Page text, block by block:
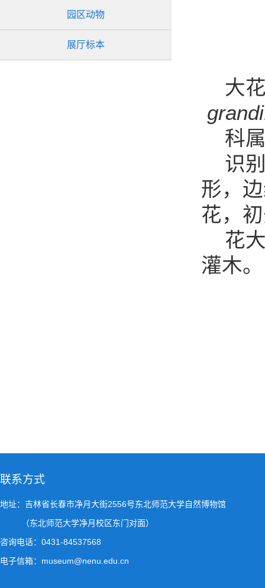
园区动物
展厅标本
大花
科属
识别
形，
花，
花大
灌木。
联系方式
地址：吉林省长春市净月大街2556号东北师范大学自然博物馆
（东北师范大学净月校区东门对面）
咨询电话：0431-84537568
电子信箱：museum@nenu.edu.cn